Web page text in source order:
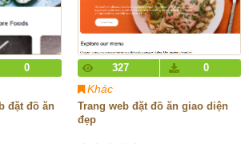
0
đặt đồ ăn
327 0
Khác
Trang web đặt đồ ăn giao diện
đẹp